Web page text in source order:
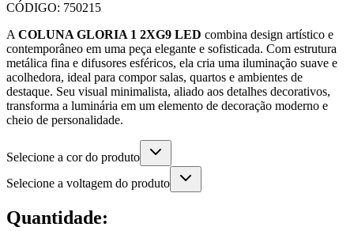
CÓDIGO: 750215
A COLUNA GLORIA 1 2XG9 LED combina design artístico e
contemporâneo em uma peça elegante e sofisticada. Com estrutura
metálica fina e difusores esféricos, ela cria uma iluminação suave e
acolhedora, ideal para compor salas, quartos e ambientes de
destaque. Seu visual minimalista, aliado aos detalhes decorativos,
transforma a luminária em um elemento de decoração moderno e
cheio de personalidade.
Selecione a cor do produto
Selecione a voltagem do produto
Quantidade: